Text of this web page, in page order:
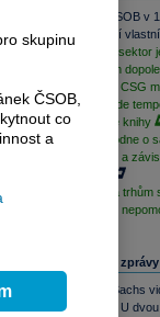
Skupina ČSOB v
financování
Paměťový sektor
jsou na tom
PREVIEW: CSG
Klíčové bude
zakázkové knihy
ČNB rozhodne o
sledují Írán a
Geopolitika
sentimentu
Nejčtenější
Goldman Sachs
příležitosti. U
skupinu
ČSOB,
co
a